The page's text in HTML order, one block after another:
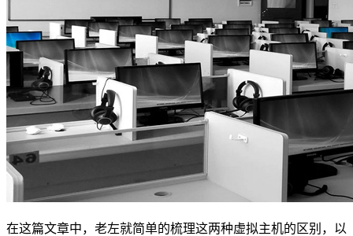
在这篇文章中，老左就简单的梳理这两种虚拟主机的区别，以